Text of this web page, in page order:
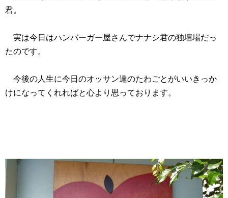
君。
実は今日はハンバーガー屋さんでナナシ君の独壇場だっ
たのです。
今後の人生に今日のオッサン達のたわごとがいいきっか
けになってくれればと心より思っております。